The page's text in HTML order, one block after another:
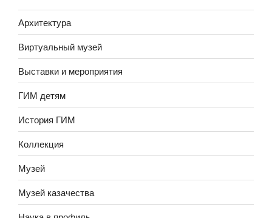
Архитектура
Виртуальный музей
Выставки и мероприятия
ГИМ детям
История ГИМ
Коллекция
Музей
Музей казачества